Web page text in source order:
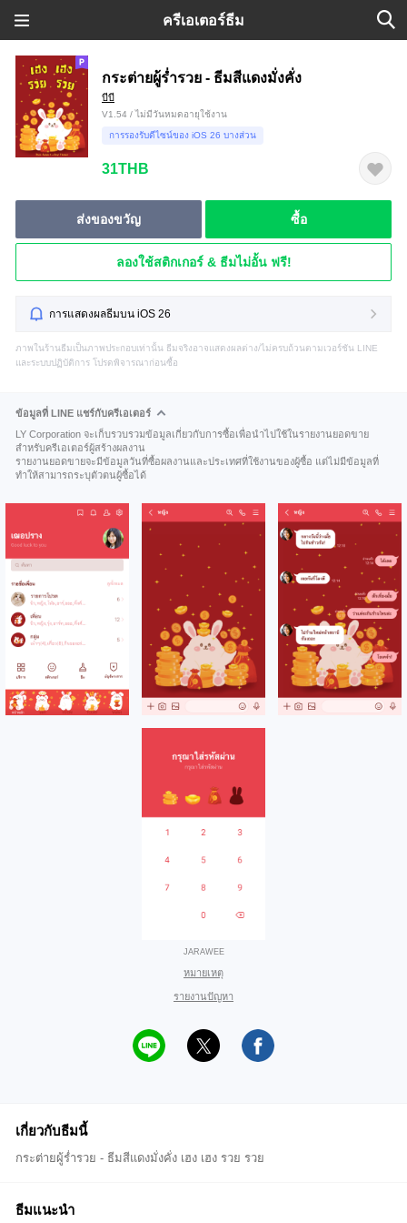
ครีเอเตอร์ธีม
กระต่ายผู้ร่ำรวย - ธีมสีแดงมั่งคั่ง
บีบี
V1.54 / ไม่มีวันหมดอายุใช้งาน
การรองรับดีไซน์ของ iOS 26 บางส่วน
31THB
ส่งของขวัญ ซื้อ
ลองใช้สติกเกอร์ & ธีมไม่อั้น ฟรี!
การแสดงผลธีมบน iOS 26
ภาพในร้านธีมเป็นภาพประกอบเท่านั้น ธีมจริงอาจแสดงผลต่าง/ไม่ครบถ้วนตามเวอร์ชัน LINE
และระบบปฏิบัติการ โปรดพิจารณาก่อนซื้อ
ข้อมูลที่ LINE แชร์กับครีเอเตอร์
LY Corporation จะเก็บรวบรวมข้อมูลเกี่ยวกับการซื้อเพื่อนำไปใช้ในรายงานยอดขาย
สำหรับครีเอเตอร์ผู้สร้างผลงาน
รายงานยอดขายจะมีข้อมูลวันที่ซื้อผลงานและประเทศที่ใช้งานของผู้ซื้อ แต่ไม่มีข้อมูลที่
ทำให้สามารถระบุตัวตนผู้ซื้อได้
JARAWEE
หมายเหตุ
รายงานปัญหา
เกี่ยวกับธีมนี้
กระต่ายผู้ร่ำรวย - ธีมสีแดงมั่งคั่ง เฮง เฮง รวย รวย
ธีมแนะนำ